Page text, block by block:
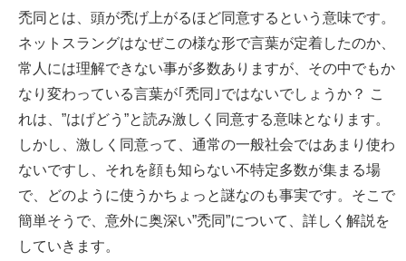
禿同とは、頭が禿げ上がるほど同意するという意味です。
ネットスラングはなぜこの様な形で言葉が定着したのか、
常人には理解できない事が多数ありますが、その中でもか
なり変わっている言葉が｢禿同｣ではないでしょうか？ こ
れは、”はげどう”と読み激しく同意する意味となります。
しかし、激しく同意って、通常の一般社会ではあまり使わ
ないですし、それを顔も知らない不特定多数が集まる場
で、どのように使うかちょっと謎なのも事実です。そこで
簡単そうで、意外に奥深い”禿同”について、詳しく解説を
していきます。